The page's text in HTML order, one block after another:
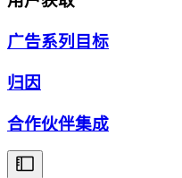
广告系列目标
归因
合作伙伴集成